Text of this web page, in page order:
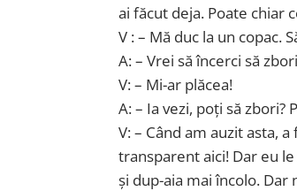
ai făcut deja. Poate chiar
V : – Mă duc la un copac.
A: – Vrei să încerci să
V: – Mi-ar plăcea!
A: – Ia vezi, poți să zbori?
V: – Când am auzit asta,
transparent aici! Dar eu
și dup-aia mai încolo.